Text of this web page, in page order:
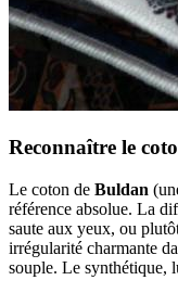
Reconnaître le
Le coton de Buldan
référence absolue. La
saute aux yeux, ou
irrégularité charmante
souple. Le synthétique,